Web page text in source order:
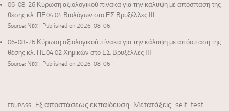
06-08-26 Κύρωση αξιολογικού πίνακα για την κάλυψη με απόσπαση της
θέσης κλ. ΠΕ04.04 Βιολόγων στο ΕΣ Βρυξέλλες ΙΙΙ
Source: Νέα Published on 2026-08-06
06-08-26 Κύρωση αξιολογικού πίνακα για την κάλυψη με απόσπαση της
θέσης κλ. ΠΕ04.02 Χημικών στο ΕΣ Βρυξέλλες ΙΙΙ
Source: Νέα Published on 2026-08-06
EDUPASS Eξ αποστάσεως εκπαίδευση Mετατάξεις self-test